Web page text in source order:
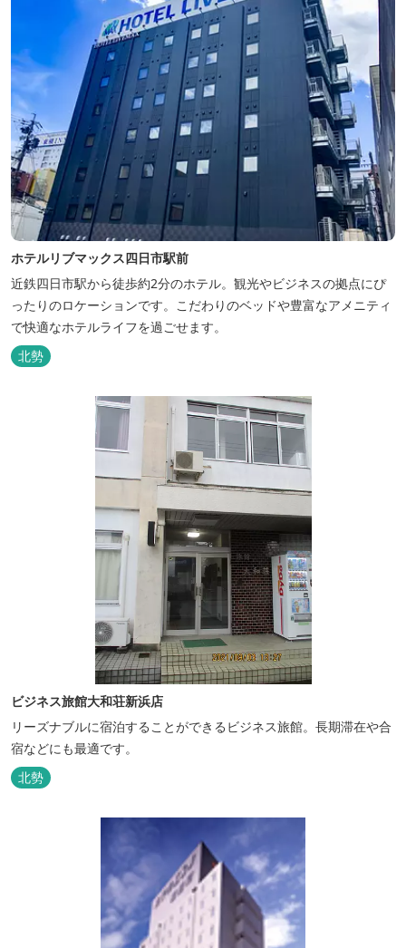
ホテルリブマックス四日市駅前
近鉄四日市駅から徒歩約2分のホテル。観光やビジネスの拠点にぴ
ったりのロケーションです。こだわりのベッドや豊富なアメニティ
で快適なホテルライフを過ごせます。
北勢
ビジネス旅館大和荘新浜店
リーズナブルに宿泊することができるビジネス旅館。長期滞在や合
宿などにも最適です。
北勢